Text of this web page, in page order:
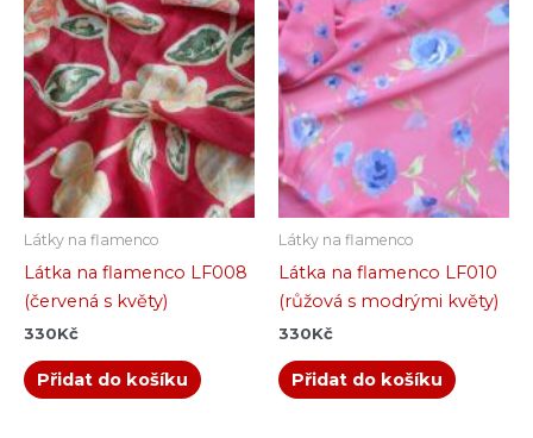
Látky na flamenco
Látka na flamenco LF008
(červená s květy)
330Kč
Přidat do košíku
Látky na flamenco
Látka na flamenco LF010
(růžová s modrými květy)
330Kč
Přidat do košíku